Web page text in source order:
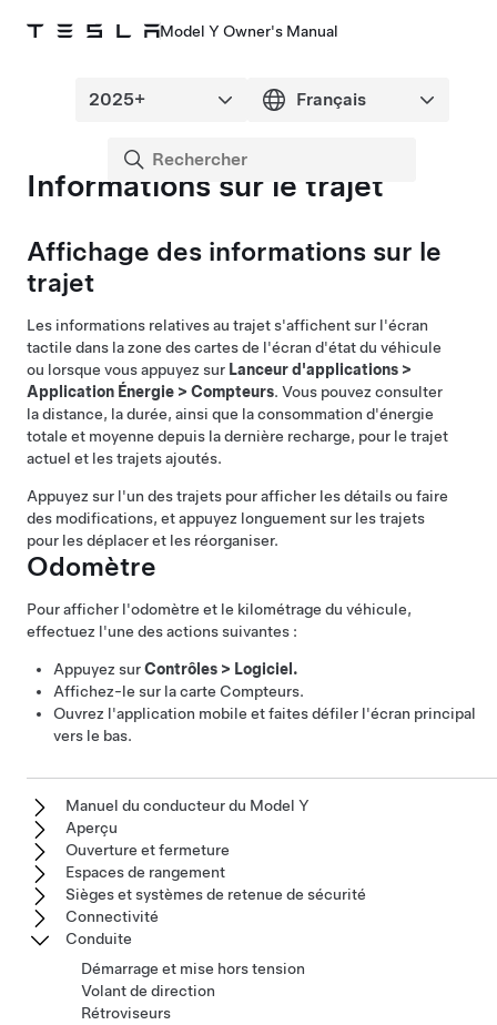
Model Y Owner's Manual
Informations sur le trajet
Affichage des informations sur le
trajet
Les informations relatives au trajet s'affichent sur l'écran
tactile dans la zone des cartes de l'écran d'état du véhicule
ou lorsque vous appuyez sur Lanceur d'applications >
Application Énergie > Compteurs. Vous pouvez consulter
la distance, la durée, ainsi que la consommation d'énergie
totale et moyenne depuis la dernière recharge, pour le trajet
actuel et les trajets ajoutés.
Appuyez sur l'un des trajets pour afficher les détails ou faire
des modifications, et appuyez longuement sur les trajets
pour les déplacer et les réorganiser.
Odomètre
Pour afficher l'odomètre et le kilométrage du véhicule,
effectuez l'une des actions suivantes :
Appuyez surContrôles > Logiciel.
Affichez-le sur la carte Compteurs.
Ouvrez l'application mobile et faites défiler l'écran principal
vers le bas.
Manuel du conducteur du Model Y
Aperçu
Ouverture et fermeture
Espaces de rangement
Sièges et systèmes de retenue de sécurité
Connectivité
Conduite
Démarrage et mise hors tension
Volant de direction
Rétroviseurs